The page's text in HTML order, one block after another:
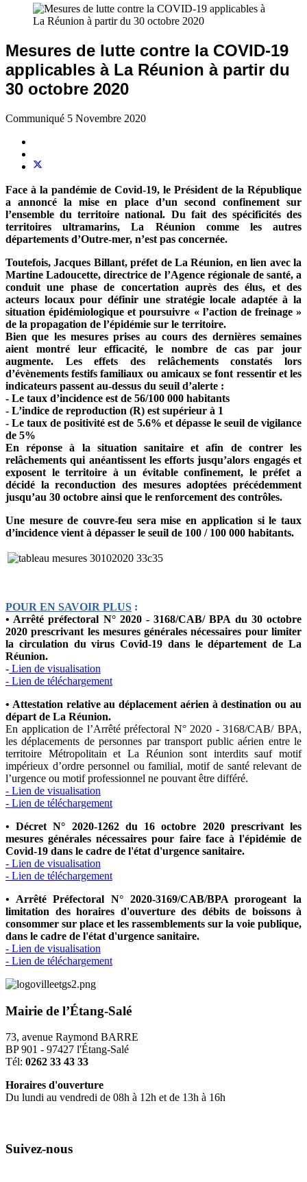
Mesures de lutte contre la COVID-19
applicables à La Réunion à partir du
30 octobre 2020
Communiqué 5 Novembre 2020
Face à la pandémie de Covid-19, le Président de la République
a annoncé la mise en place d’un second confinement sur
l’ensemble du territoire national. Du fait des spécificités des
territoires ultramarins, La Réunion comme les autres
départements d’Outre-mer, n’est pas concernée.
Toutefois, Jacques Billant, préfet de La Réunion, en lien avec la
Martine Ladoucette, directrice de l’Agence régionale de santé, a
conduit une phase de concertation auprès des élus, et des
acteurs locaux pour définir une stratégie locale adaptée à la
situation épidémiologique et poursuivre « l’action de freinage »
de la propagation de l’épidémie sur le territoire.
Bien que les mesures prises au cours des dernières semaines
aient montré leur efficacité, le nombre de cas par jour
augmente. Les effets des relâchements constatés lors
d’évènements festifs familiaux ou amicaux se font ressentir et les
indicateurs passent au-dessus du seuil d’alerte :
- Le taux d’incidence est de 56/100 000 habitants
- L’indice de reproduction (R) est supérieur à 1
- Le taux de positivité est de 5.6% et dépasse le seuil de vigilance
de 5%
En réponse à la situation sanitaire et afin de contrer les
relâchements qui anéantissent les efforts jusqu’alors engagés et
exposent le territoire à un évitable confinement, le préfet a
décidé la reconduction des mesures adoptées précédemment
jusqu’au 30 octobre ainsi que le renforcement des contrôles.
Une mesure de couvre-feu sera mise en application si le taux
d’incidence vient à dépasser le seuil de 100 / 100 000 habitants.
POUR EN SAVOIR PLUS :
• Arrêté préfectoral N° 2020 - 3168/CAB/ BPA du 30 octobre
2020 prescrivant les mesures générales nécessaires pour limiter
la circulation du virus Covid-19 dans le département de La
Réunion.
- Lien de visualisation
- Lien de téléchargement
• Attestation relative au déplacement aérien à destination ou au
départ de La Réunion.
En application de l’Arrêté préfectoral N° 2020 - 3168/CAB/ BPA,
les déplacements de personnes par transport public aérien entre le
territoire Métropolitain et La Réunion sont interdits sauf motif
impérieux d’ordre personnel ou familial, motif de santé relevant de
l’urgence ou motif professionnel ne pouvant être différé.
- Lien de visualisation
- Lien de téléchargement
• Décret N° 2020-1262 du 16 octobre 2020 prescrivant les
mesures générales nécessaires pour faire face à l'épidémie de
Covid-19 dans le cadre de l'état d'urgence sanitaire.
- Lien de visualisation
- Lien de téléchargement
• Arrêté Préfectoral N° 2020-3169/CAB/BPA prorogeant la
limitation des horaires d'ouverture des débits de boissons à
consommer sur place et les rassemblements sur la voie publique,
dans le cadre de l'état d'urgence sanitaire.
- Lien de visualisation
- Lien de téléchargement
Mairie de l’Étang-Salé
73, avenue Raymond BARRE
BP 901 - 97427 l'Étang-Salé
Tél: 0262 33 43 33
Horaires d'ouverture
Du lundi au vendredi de 08h à 12h et de 13h à 16h
Suivez-nous